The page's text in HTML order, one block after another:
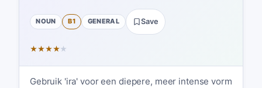
NOUN B1 GENERAL Save
★★★★★
Gebruik 'ira' voor een diepere, meer intense vorm